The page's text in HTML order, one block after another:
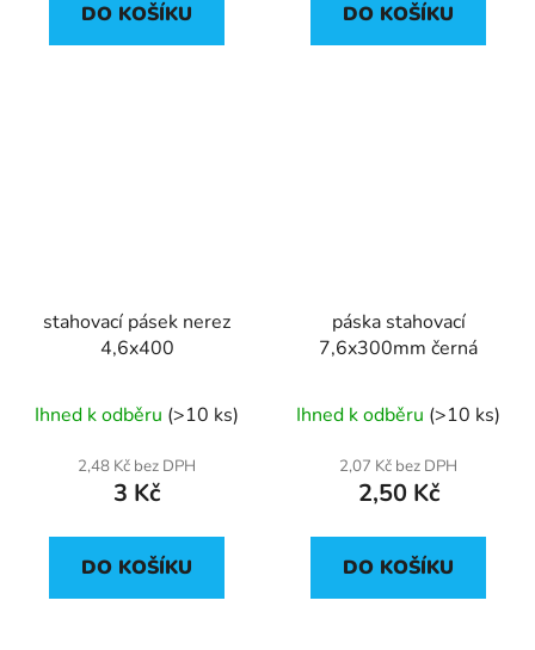
DO KOŠÍKU DO KOŠÍKU
stahovací pásek nerez
4,6x400
Ihned k odběru (>10 ks)
2,48 Kč bez DPH
3 Kč
DO KOŠÍKU
páska stahovací
7,6x300mm černá
Ihned k odběru (>10 ks)
2,07 Kč bez DPH
2,50 Kč
DO KOŠÍKU